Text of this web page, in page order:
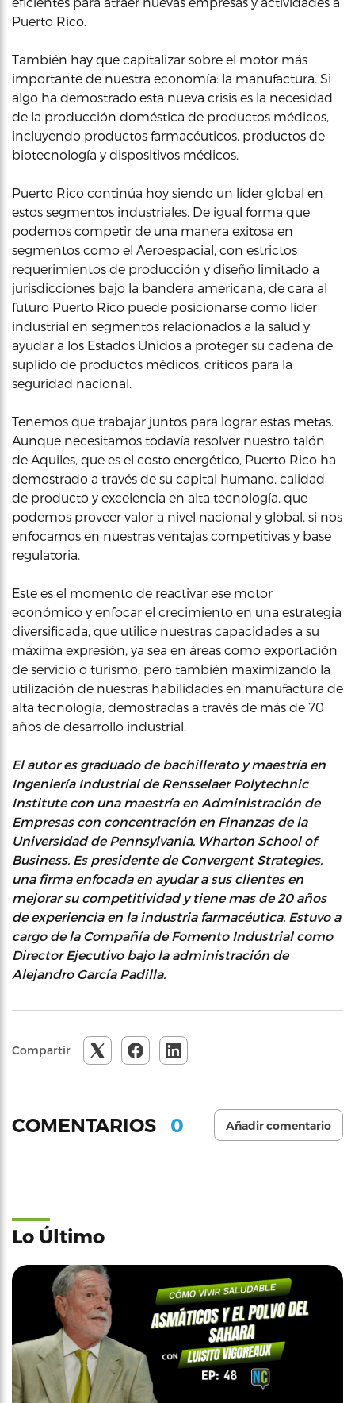
Puerto Rico.
También hay que capitalizar sobre el motor más
importante de nuestra economía: la manufactura. Si
algo ha demostrado esta nueva crisis es la necesidad
de la producción doméstica de productos médicos,
incluyendo productos farmacéuticos, productos de
biotecnología y dispositivos médicos.
Puerto Rico continúa hoy siendo un líder global en
estos segmentos industriales. De igual forma que
podemos competir de una manera exitosa en
segmentos como el Aeroespacial, con estrictos
requerimientos de producción y diseño limitado a
jurisdicciones bajo la bandera americana, de cara al
futuro Puerto Rico puede posicionarse como líder
industrial en segmentos relacionados a la salud y
ayudar a los Estados Unidos a proteger su cadena de
suplido de productos médicos, críticos para la
seguridad nacional.
Tenemos que trabajar juntos para lograr estas metas.
Aunque necesitamos todavía resolver nuestro talón
de Aquiles, que es el costo energético, Puerto Rico ha
demostrado a través de su capital humano, calidad
de producto y excelencia en alta tecnología, que
podemos proveer valor a nivel nacional y global, si nos
enfocamos en nuestras ventajas competitivas y base
regulatoria.
Este es el momento de reactivar ese motor
económico y enfocar el crecimiento en una estrategia
diversificada, que utilice nuestras capacidades a su
máxima expresión, ya sea en áreas como exportación
de servicio o turismo, pero también maximizando la
utilización de nuestras habilidades en manufactura de
alta tecnología, demostradas a través de más de 70
años de desarrollo industrial.
El autor es graduado de bachillerato y maestría en
Ingeniería Industrial de Rensselaer Polytechnic
Institute con una maestría en Administración de
Empresas con concentración en Finanzas de la
Universidad de Pennsylvania, Wharton School of
Business. Es presidente de Convergent Strategies,
una firma enfocada en ayudar a sus clientes en
mejorar su competitividad y tiene mas de 20 años
de experiencia en la industria farmacéutica. Estuvo a
cargo de la Compañía de Fomento Industrial como
Director Ejecutivo bajo la administración de
Alejandro García Padilla.
Compartir
COMENTARIOS 0 Añadir comentario
Lo Último